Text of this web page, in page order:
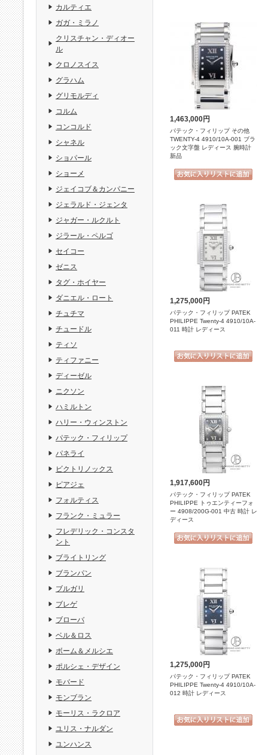
1,463,000円
パテック・フィリップ その他
TWENTY-4 4910/10A-001 ブラ
ック文字盤 レディース 腕時計
新品
1,275,000円
パテック・フィリップ PATEK
PHILIPPE Twenty-4 4910/10A-
011 時計 レディース
1,917,600円
パテック・フィリップ PATEK
PHILIPPE トゥエンティーフォ
ー 4908/200G-001 中古 時計 レ
ディース
1,275,000円
パテック・フィリップ PATEK
PHILIPPE Twenty-4 4910/10A-
012 時計 レディース
カルティエ
ガガ・ミラノ
クリスチャン・ディオー
ル
クロノスイス
グラハム
グリモルディ
コルム
コンコルド
シャネル
ショパール
ショーメ
ジェイコブ＆カンパニー
ジェラルド・ジェンタ
ジャガー・ルクルト
ジラール・ペルゴ
セイコー
ゼニス
タグ・ホイヤー
ダニエル・ロート
チュチマ
チュードル
ティソ
ティファニー
ディーゼル
ニクソン
ハミルトン
ハリー・ウィンストン
パテック・フィリップ
パネライ
ビクトリノックス
ピアジェ
フォルティス
フランク・ミュラー
フレデリック・コンスタ
ント
ブライトリング
ブランパン
ブルガリ
ブレゲ
ブローバ
ベル＆ロス
ボーム＆メルシエ
ポルシェ・デザイン
モバード
モンブラン
モーリス・ラクロア
ユリス・ナルダン
ユンハンス